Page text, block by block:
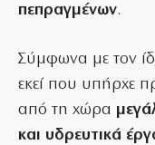
πεπραγμένων.
Σύμφωνα με τον
εκεί που υπήρχε
από τη χώρα
και υδρευτικά